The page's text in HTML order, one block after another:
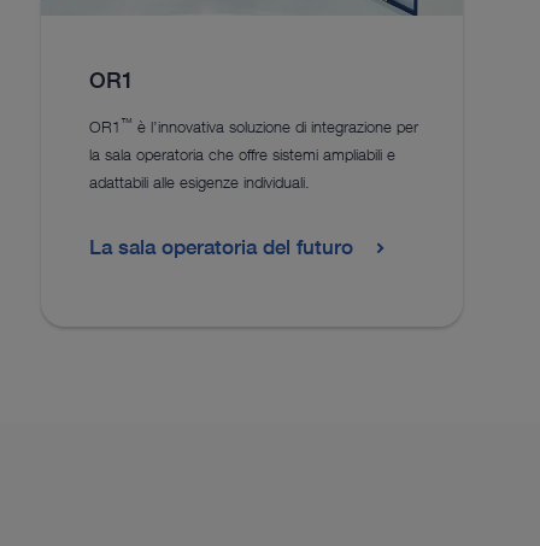
OR1
OR1 ™ è l’innovativa soluzione di integrazione per
la sala operatoria che offre sistemi ampliabili e
adattabili alle esigenze individuali.
La sala operatoria del futuro